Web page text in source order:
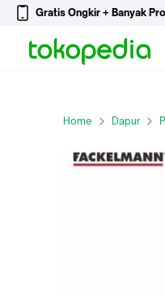
Gratis Ongkir + Banyak
Home Dapur